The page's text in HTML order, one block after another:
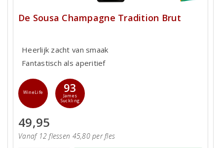
De Sousa Champagne Tradition Brut
Heerlijk zacht van smaak
Fantastisch als aperitief
WineLife 93
James
Suckling
49,95
Vanaf 12 flessen 45,80 per fles